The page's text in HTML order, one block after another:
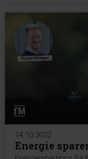
14.10.2022
Energie